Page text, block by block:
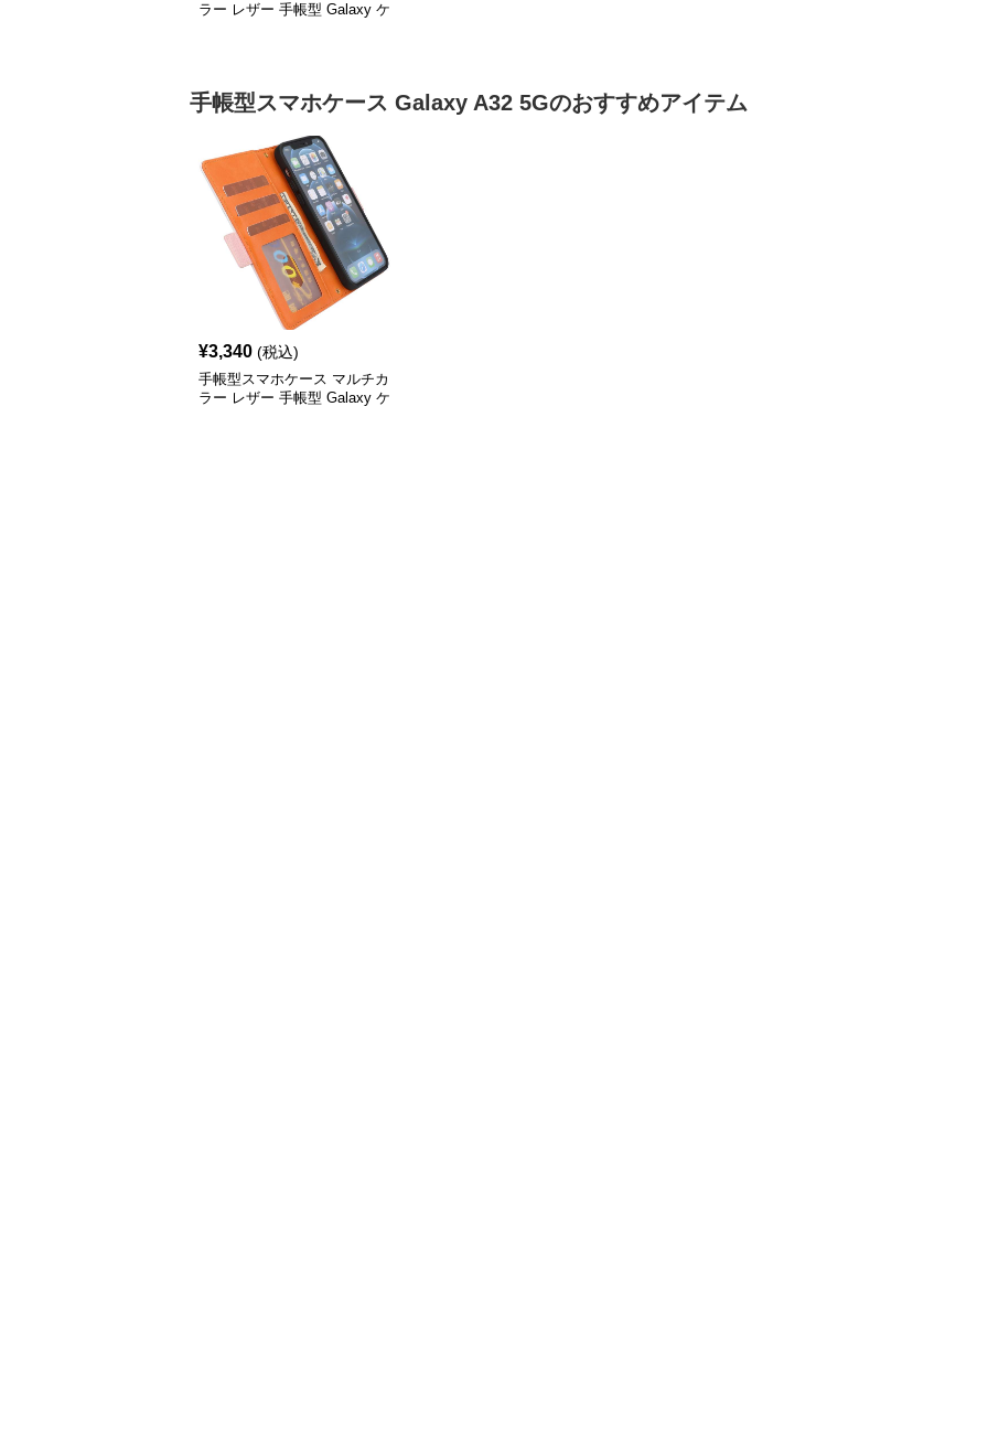
ラー レザー 手帳型 Galaxy ケ
手帳型スマホケース Galaxy A32 5Gのおすすめアイテム
¥3,340 (税込)
手帳型スマホケース マルチカ
ラー レザー 手帳型 Galaxy ケ